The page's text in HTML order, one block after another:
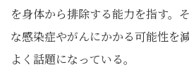
を身体から排除する能力を指す。
な感染症やがんにかかる可能性を
よく話題になっている。